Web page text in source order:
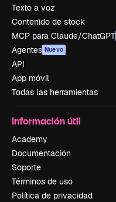
Texto a voz
Contenido de stock
MCP para Claude/ChatGPT
Agentes Nuevo
API
App móvil
Todas las herramientas
Información útil
Academy
Documentación
Soporte
Términos de uso
Política de privacidad